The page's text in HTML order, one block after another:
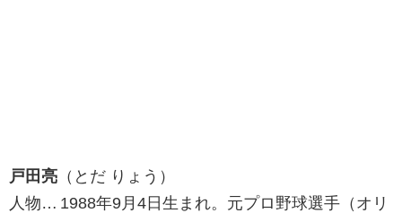
戸田亮 （とだ りょう）
人物… 1988年9月4日生まれ。元プロ野球選手（オリ